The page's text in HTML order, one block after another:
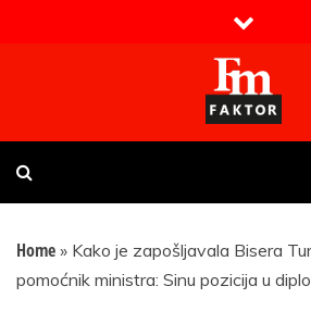
Faktor magazin
Uvijek presudan
Home » Kako je zapošljavala Bisera
pomoćnik ministra: Sinu pozicija u